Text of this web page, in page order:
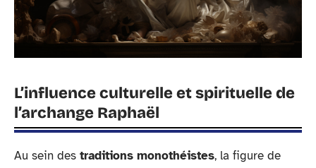
L’influence culturelle et spirituelle de
l’archange Raphaël
Au sein des traditions monothéistes, la figure de